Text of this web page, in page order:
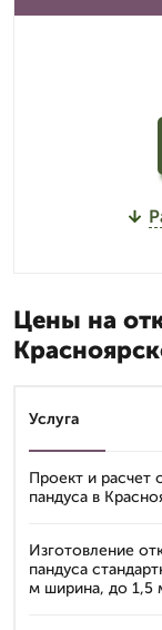
Цены на
Услуга
Проект и расчет
пандуса в
Изготовление
пандуса
м ширина, до 1,5